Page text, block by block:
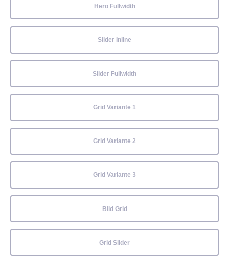
Hero Fullwidth
Slider Inline
Slider Fullwidth
Grid Variante 1
Grid Variante 2
Grid Variante 3
Bild Grid
Grid Slider